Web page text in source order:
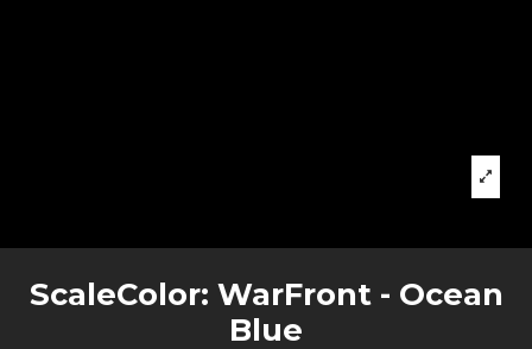
ScaleColor: WarFront - Ocean
Blue